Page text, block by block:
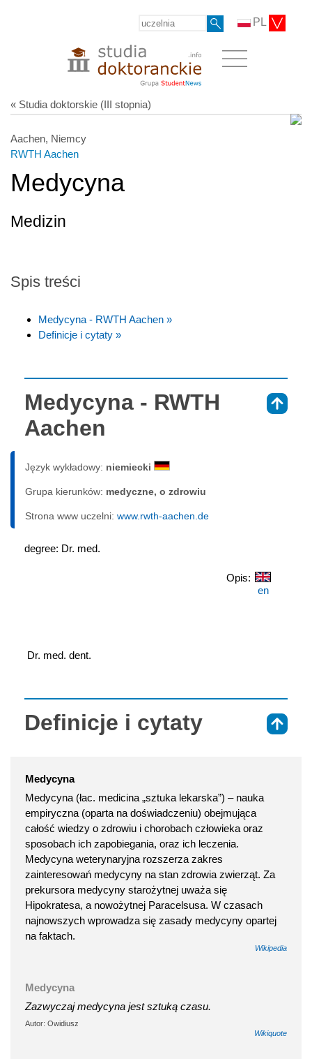
PL
« Studia doktorskie (III stopnia)
Aachen, Niemcy
RWTH Aachen
Medycyna
Medizin
Spis treści
Medycyna - RWTH Aachen »
Definicje i cytaty »
Medycyna - RWTH
Aachen
Język wykładowy: niemiecki
Grupa kierunków: medyczne, o zdrowiu
Strona www uczelni: www.rwth-aachen.de
degree: Dr. med.
Opis:
en
Dr. med. dent.
Definicje i cytaty
Medycyna
Medycyna (łac. medicina „sztuka lekarska”) – nauka
empiryczna (oparta na doświadczeniu) obejmująca
całość wiedzy o zdrowiu i chorobach człowieka oraz
sposobach ich zapobiegania, oraz ich leczenia.
Medycyna weterynaryjna rozszerza zakres
zainteresowań medycyny na stan zdrowia zwierząt. Za
prekursora medycyny starożytnej uważa się
Hipokratesa, a nowożytnej Paracelsusa. W czasach
najnowszych wprowadza się zasady medycyny opartej
na faktach.
Wikipedia
Medycyna
Zazwyczaj medycyna jest sztuką czasu.
Autor: Owidiusz
Wikiquote